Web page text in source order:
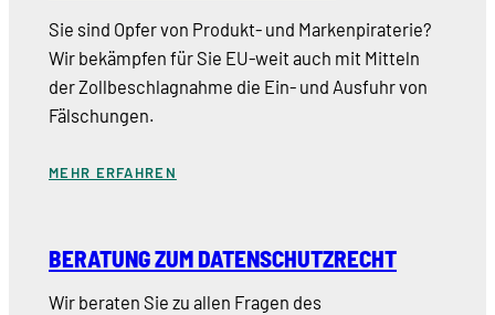
Sie sind Opfer von Produkt- und Markenpiraterie?
Wir bekämpfen für Sie EU-weit auch mit Mitteln
der Zollbeschlagnahme die Ein- und Ausfuhr von
Fälschungen.
MEHR ERFAHREN
BERATUNG ZUM DATENSCHUTZRECHT
Wir beraten Sie zu allen Fragen des